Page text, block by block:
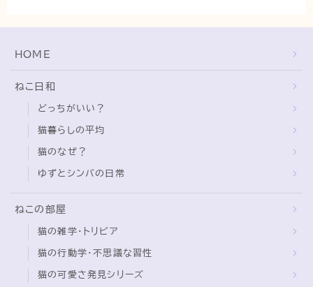
猫の雑学・トリビア
猫との暮らし・生活設計
猫の可愛さ発見シリーズ
猫と暮らす快適環境づくり
猫と暮らすシニアライフ
ねこの飼い方
行動と心理（ねこの習性、気持ちの読み方）
HOME
ねこ日和
どっちがいい？
猫暮らしの平均
猫のなぜ？
ゆずとシンバの日常
ねこの部屋
猫の雑学・トリビア
猫の行動学・不思議な習性
猫の可愛さ発見シリーズ